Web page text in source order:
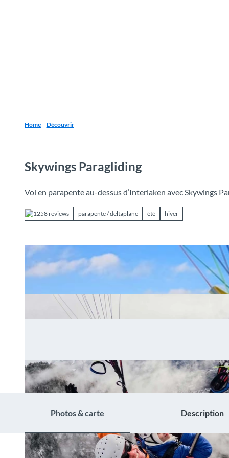
Home Découvrir
Skywings Paragliding
Vol en parapente au-dessus d’Interlaken avec Skywings
1258 reviews parapente / deltaplane été hiver
Photos & carte Description